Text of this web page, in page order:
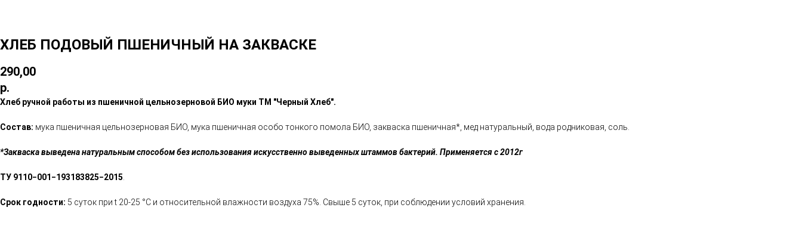
ХЛЕБ ПОДОВЫЙ ПШЕНИЧНЫЙ НА ЗАКВАСКЕ
290,00
р.
Хлеб ручной работы из пшеничной цельнозерновой БИО муки ТМ "Черный Хлеб".
Состав: мука пшеничная цельнозерновая БИО, мука пшеничная особо тонкого помола БИО, закваска пшеничная*, мед натуральный, вода родниковая, соль.
*Закваска выведена натуральным способом без использования искусственно выведенных штаммов бактерий. Применяется с 2012г
ТУ 9110−001−193183825−2015
Срок годности: 5 суток при t 20-25 °С и относительной влажности воздуха 75%. Свыше 5 суток, при соблюдении условий хранения.